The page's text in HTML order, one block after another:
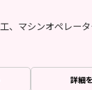
詳細